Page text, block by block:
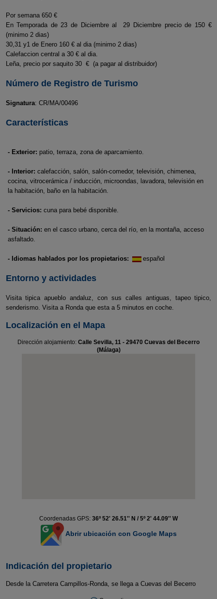
Por semana 650 €
En Temporada de 23 de Diciembre al 29 Diciembre precio de 150 €
(minimo 2 dias)
30,31 y1 de Enero 160 € al dia (minimo 2 dias)
Calefaccion central a 30 € al dia.
Leña, precio por saquito 30 € (a pagar al distribuidor)
Número de Registro de Turismo
Signatura: CR/MA/00496
Características
- Exterior: patio, terraza, zona de aparcamiento.
- Interior: calefacción, salón, salón-comedor, televisión, chimenea,
cocina, vitrocerámica / inducción, microondas, lavadora, televisión en
la habitación, baño en la habitación.
- Servicios: cuna para bebé disponible.
- Situación: en el casco urbano, cerca del río, en la montaña, acceso
asfaltado.
- Idiomas hablados por los propietarios: español
Entorno y actividades
Visita tipica apueblo andaluz, con sus calles antiguas, tapeo tipico,
senderismo. Visita a Ronda que esta a 5 minutos en coche.
Localización en el Mapa
Dirección alojamiento: Calle Sevilla, 11 - 29470 Cuevas del Becerro
(Málaga)
Coordenadas GPS: 36º 52' 26.51'' N / 5º 2' 44.09'' W
Abrir ubicación con Google Maps
Indicación del propietario
Desde la Carretera Campillos-Ronda, se llega a Cuevas del Becerro